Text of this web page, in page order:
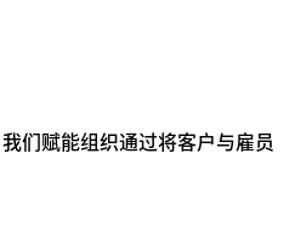
们赋能组织通过将客户与雇员